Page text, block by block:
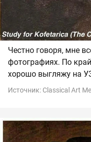
Честно говоря, мне
фотографиях. По
хорошо выгляжу на
Источник: Classical Art